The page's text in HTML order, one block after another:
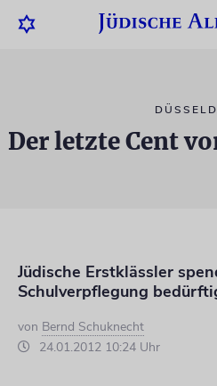
Der letzte Cent
Jüdische Erstklässler
Schulverpflegung
von Bernd Schuknecht
24.01.2012 10:24 Uhr